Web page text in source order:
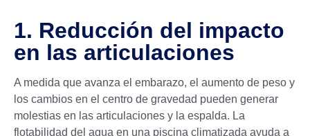
1. Reducción del impacto
en las articulaciones
A medida que avanza el embarazo, el aumento de peso y
los cambios en el centro de gravedad pueden generar
molestias en las articulaciones y la espalda. La
flotabilidad del agua en una piscina climatizada ayuda a